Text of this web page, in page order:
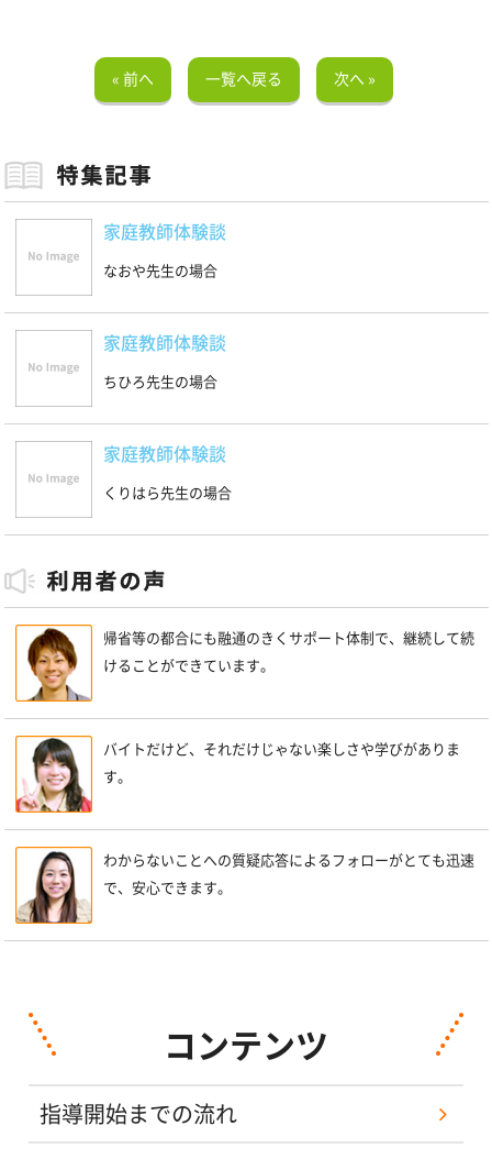
« 前へ 一覧へ戻る 次へ »
家庭教師体験談
なおや先生の場合
家庭教師体験談
ちひろ先生の場合
家庭教師体験談
くりはら先生の場合
帰省等の都合にも融通のきくサポート体制で、継続して続
けることができています。
バイトだけど、それだけじゃない楽しさや学びがありま
す。
わからないことへの質疑応答によるフォローがとても迅速
で、安心できます。
コンテンツ
指導開始までの流れ